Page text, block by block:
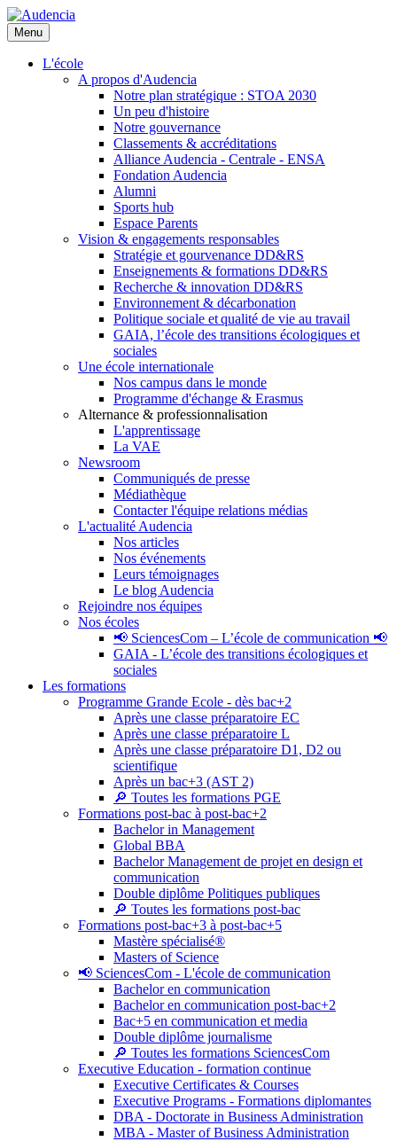
Aller
au
contenu
principal
Menu
L'école
A propos d'Audencia
Notre plan stratégique : STOA 2030
Un peu d'histoire
Notre gouvernance
Classements & accréditations
Alliance Audencia - Centrale - ENSA
Fondation Audencia
Alumni
Sports hub
Espace Parents
Vision & engagements responsables
Stratégie et gourvenance DD&RS
Enseignements & formations DD&RS
Recherche & innovation DD&RS
Environnement & décarbonation
Politique sociale et qualité de vie au travail
GAIA, l’école des transitions écologiques et
sociales
Une école internationale
Nos campus dans le monde
Programme d'échange & Erasmus
Alternance & professionnalisation
L'apprentissage
La VAE
Newsroom
Communiqués de presse
Médiathèque
Contacter l'équipe relations médias
L'actualité Audencia
Nos articles
Nos événements
Leurs témoignages
Le blog Audencia
Rejoindre nos équipes
Nos écoles
📢 SciencesCom – L’école de communication 📢
GAIA - L’école des transitions écologiques et
sociales
Les formations
Programme Grande Ecole - dès bac+2
Après une classe préparatoire EC
Après une classe préparatoire L
Après une classe préparatoire D1, D2 ou
scientifique
Après un bac+3 (AST 2)
🔎 Toutes les formations PGE
Formations post-bac à post-bac+2
Bachelor in Management
Global BBA
Bachelor Management de projet en design et
communication
Double diplôme Politiques publiques
🔎 Toutes les formations post-bac
Formations post-bac+3 à post-bac+5
Mastère spécialisé®
Masters of Science
📢 SciencesCom - L'école de communication
Bachelor en communication
Bachelor en communication post-bac+2
Bac+5 en communication et media
Double diplôme journalisme
🔎 Toutes les formations SciencesCom
Executive Education - formation continue
Executive Certificates & Courses
Executive Programs - Formations diplomantes
DBA - Doctorate in Business Administration
MBA - Master of Business Administration